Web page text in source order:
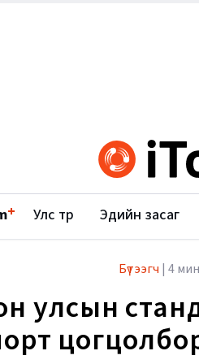
+ Улс төр Эдийн засаг
Бүтээгч | 4
улсын